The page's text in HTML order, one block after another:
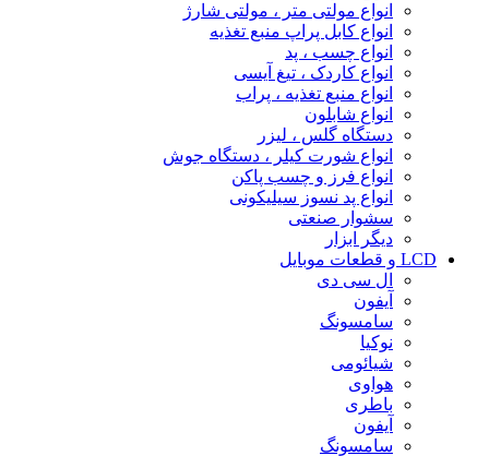
انواع مولتی متر ، مولتی شارژ
انواع کابل پراپ منبع تغذیه
انواع چسب ، پد
انواع کاردک ، تیغ آیسی
انواع منبع تغذیه ، پراب
انواع شابلون
دستگاه گلس ، لیزر
انواع شورت کیلر ، دستگاه جوش
انواع فرز و چسب پاکن
انواع پد نسوز سیلیکونی
سشوار صنعتی
دیگر ابزار
LCD و قطعات موبایل
ال سی دی
آیفون
سامسونگ
نوکیا
شیائومی
هواوی
باطری
آیفون
سامسونگ